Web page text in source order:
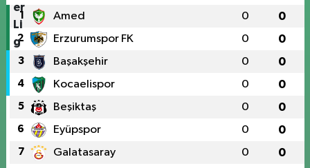
1 Amed 0 0
2 Erzurumspor FK 0 0
3 Başakşehir 0 0
4 Kocaelispor 0 0
5 Beşiktaş 0 0
6 Eyüpspor 0 0
7 Galatasaray 0 0